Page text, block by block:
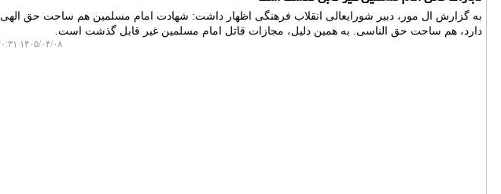
به گزارش ال مور، دبیر شورایعالی انقلاب فرهنگی اظهار داشت: شهادت امام مسلمین هم ساحت حق الهی
دارد، هم ساحت حق الناسی. به همین دلیل، مجازات قاتل امام مسلمین غیر قابل گذشت است.
۱۴۰۵/۰۴/۰۸ ۱۸:۴۰:۳۱